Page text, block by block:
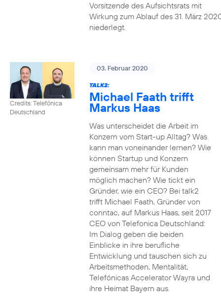
Vorsitzende des Aufsichtsrats mit
Wirkung zum Ablauf des 31. März
niederlegt.
Credits: Telefónica
Deutschland
03. Februar 2020
TALK2:
Michael Faath trifft
Markus Haas
Was unterscheidet die Arbeit im
Konzern vom Start-up Alltag? Was
kann man voneinander lernen? Wie
können Startup und Konzern
gemeinsam mehr für Kunden
möglich machen? Wie tickt ein
Gründer, wie ein CEO? Bei talk2
trifft Michael Faath, Gründer von
conntac, auf Markus Haas, seit 2017
CEO von Telefonica Deutschland:
Im Dialog geben die beiden
Einblicke in ihre berufliche
Entwicklung und tauschen sich zu
Arbeitsmethoden, Mentalität,
Telefónicas Accelerator Wayra und
ihre Heimat Bayern aus.